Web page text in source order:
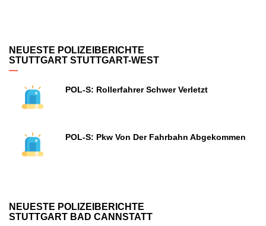
NEUESTE POLIZEIBERICHTE
STUTTGART STUTTGART-WEST
POL-S: Rollerfahrer Schwer Verletzt
POL-S: Pkw Von Der Fahrbahn Abgekommen
NEUESTE POLIZEIBERICHTE
STUTTGART BAD CANNSTATT